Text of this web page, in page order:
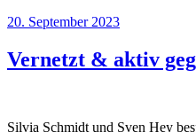
Veröffentlicht
20. September 2023
Vernetzt & aktiv
Silvia Schmidt und Sven Hey